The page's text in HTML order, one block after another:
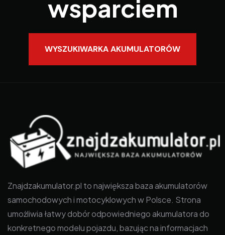
wsparciem
WYSZUKIWARKA AKUMULATORÓW
Znajdzakumulator.pl to największa baza akumulatorów
samochodowych i motocyklowych w Polsce. Strona
umożliwia łatwy dobór odpowiedniego akumulatora do
konkretnego modelu pojazdu, bazując na informacjach